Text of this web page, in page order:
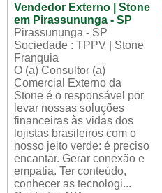
Vendedor Externo | Stone
em Pirassununga - SP
Pirassununga - SP
Sociedade : TPPV | Stone
Franquia
O (a) Consultor (a)
Comercial Externo da
Stone é o responsável por
levar nossas soluções
financeiras às vidas dos
lojistas brasileiros com o
nosso jeito verde: é preciso
encantar. Gerar conexão e
empatia. Ter conteúdo,
conhecer as tecnologi...